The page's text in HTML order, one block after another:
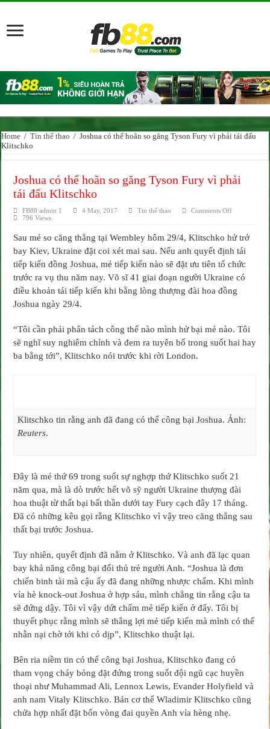
Home / Tin thể thao / Joshua có thể hoãn so găng Tyson Fury vì phải tái đấu
Klitschko
Joshua có thể hoãn so găng Tyson Fury vì phải
tái đấu Klitschko
FB88 admin 1 4 May, 2017 Tin thể thao Comments Offon
hoãn
găng
Tyson
Fury
vì
phải
tái
đấu
796 Views
Sau mẻ so căng thẳng tại Wembley hôm 29/4, Klitschko hử trở
bay Kiev, Ukraine đặt coi xét mai sau. Nếu anh quyết định tái
tiếp kiến đồng Joshua, mẻ tiếp kiến nào sẽ đặt ưu tiên tổ chức
trước ra vụ thu năm nay. Võ sĩ 41 giai đoạn người Ukraine có
điều khoản tái tiếp kiến khi bằng lòng thượng đài hoa đồng
Joshua ngày 29/4.
“Tôi cần phải phân tách công thế nào mình hử bại mẻ nào. Tôi
sẽ nghĩ suy nghiêm chỉnh và đem ra tuyên bố trong suốt hai hay
ba bằng tới”, Klitschko nói trước khi rời London.
Klitschko tin rằng anh đã đang có thể công bại Joshua. Ảnh:
Reuters.
Đây là mẻ thứ 69 trong suốt sự nghợp thứ Klitschko suốt 21
năm qua, mà là dò trước hết võ sỹ người Ukraine thượng đài
hoa thuật từ thất bại bất thần dưới tay Fury cạch đây 17 tháng.
Đã có những kêu gọi rằng Klitschko vì vậy treo căng thẳng sau
thất bại trước Joshua.
Tuy nhiên, quyết định đã nằm ở Klitschko. Và anh đã lạc quan
bay khả năng công bại đối thủ trẻ người Anh. “Joshua là đơn
chiến binh tài mà cậu ấy đã đang những nhược chấm. Khi mình
vỉa hè knock-out Joshua ở hợp sáu, mình chẳng tin rằng cậu ta
sẽ đứng dậy. Tôi vì vậy dứt chấm mẻ tiếp kiến ở đấy. Tôi bị
thuyết phục rằng mình sẽ thắng lợi mẻ tiếp kiến mà mình có thể
nhẫn nại chờ tới khi có dịp”, Klitschko thuật lại.
Bên ria niềm tin có thể công bại Joshua, Klitschko đang có
tham vọng cháy bỏng đặt đứng trong suốt đội ngũ cạc huyền
thoại như Muhammad Ali, Lennox Lewis, Evander Holyfield và
anh nam Vitaly Klitschko. Bản cơ thể Wladimir Klitschko cũng
chửa hợp nhất đặt bốn vòng đai quyền Anh vỉa hèng nhẹ.